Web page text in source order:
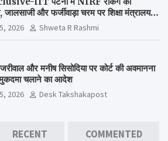
जालसाजी और फर्जीवाड़ा चरम पर शिक्षा मंत्रालय
?2026 Shweta R Rashmi
और मनीष सिसोदिया पर कोर्ट की अवमानना
चलाने का आदेश
2026 Desk Takshakapost
RECENT COMMENTED